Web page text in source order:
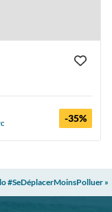
-35%
#SeDéplacerMoinsPolluer »